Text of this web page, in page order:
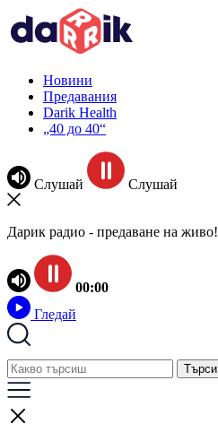
Новини
Предавания
Darik Health
„40 до 40“
Слушай Слушай
Дарик радио - предаване на живо!
00:00
Гледай